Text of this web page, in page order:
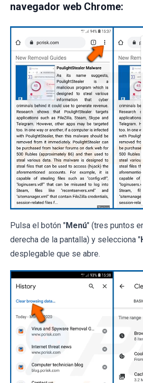
navegador web Chrome:
Pulsa el botón "Menú" (tres puntos
derecha de la pantalla) y selecciona "
desplegable que se abre.